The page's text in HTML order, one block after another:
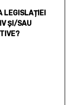
LEGISLAȚIEI
ȘI/SAU